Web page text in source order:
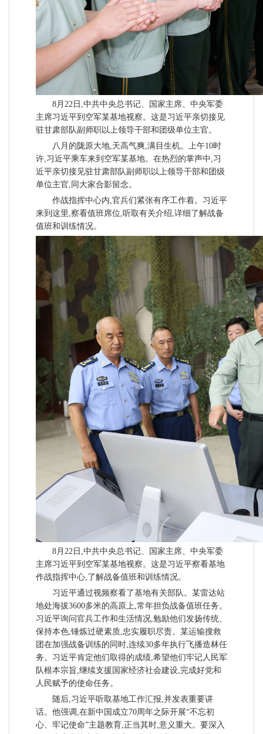
8月22日,中共中央总书记、国家主席、中央军委
主席习近平到空军某基地视察。这是习近平亲切接见
驻甘肃部队副师职以上领导干部和团级单位主官。
八月的陇原大地,天高气爽,满目生机。上午10时
许,习近平乘车来到空军某基地。在热烈的掌声中,习
近平亲切接见驻甘肃部队副师职以上领导干部和团级
单位主官,同大家合影留念。
作战指挥中心内,官兵们紧张有序工作着。习近平
来到这里,察看值班席位,听取有关介绍,详细了解战备
值班和训练情况。
8月22日,中共中央总书记、国家主席、中央军委
主席习近平到空军某基地视察。这是习近平察看基地
作战指挥中心,了解战备值班和训练情况。
习近平通过视频察看了基地有关部队。某雷达站
地处海拔3600多米的高原上,常年担负战备值班任务。
习近平询问官兵工作和生活情况,勉励他们发扬传统、
保持本色,锤炼过硬素质,忠实履职尽责。某运输搜救
团在加强战备训练的同时,连续30多年执行飞播造林任
务。习近平肯定他们取得的成绩,希望他们牢记人民军
队根本宗旨,继续支援国家经济社会建设,完成好党和
人民赋予的使命任务。
随后,习近平听取基地工作汇报,并发表重要讲
话。他强调,在新中国成立70周年之际开展“不忘初
心、牢记使命”主题教育,正当其时,意义重大。要深入